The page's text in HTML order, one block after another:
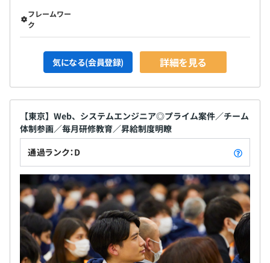
フレームワー
ク
気になる(会員登録) 詳細を見る
【東京】Web、システムエンジニア◎プライム案件／チーム
体制参画／毎月研修教育／昇給制度明瞭
通過ランク：D